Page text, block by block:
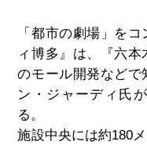
「都市の劇場」を
ィ博多』は、『六
のモール開発などで
ン・ジャーディ氏
る。
施設中央には約180